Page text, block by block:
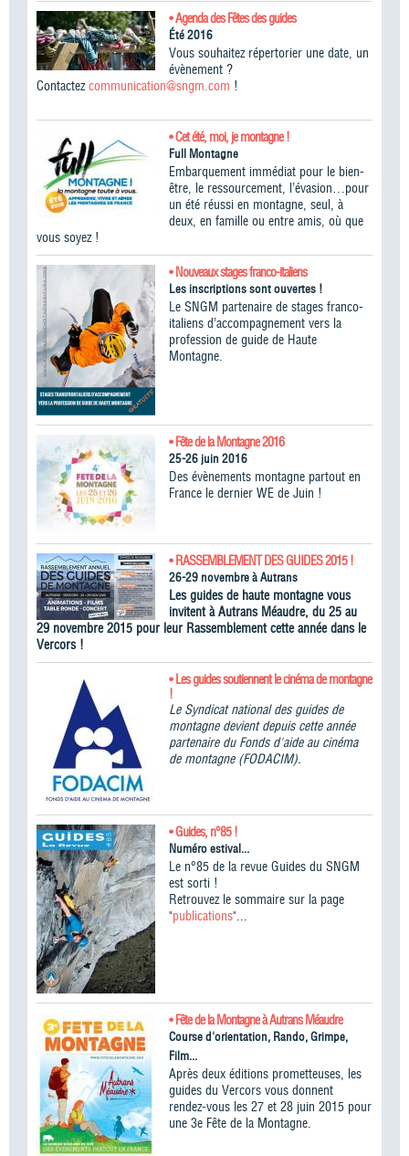
• Agenda des Fêtes des guides
Été 2016
Vous souhaitez répertorier une date, un
évènement ?
Contactezcommunication@sngm.com !
• Cet été, moi, je montagne !
Full Montagne
Embarquement immédiat pour le bien-
être, le ressourcement, l’évasion…pour
un été réussi en montagne, seul, à
deux, en famille ou entre amis, où que
vous soyez !
• Nouveaux stages franco-italiens
Les inscriptions sont ouvertes !
Le SNGM partenaire de stages franco-
italiens d’accompagnement vers la
profession de guide de Haute
Montagne.
• Fête de la Montagne 2016
25-26 juin 2016
Des évènements montagne partout en
France le dernier WE de Juin !
• RASSEMBLEMENT DES GUIDES 2015 !
26-29 novembre à Autrans
Les guides de haute montagne vous
invitent à Autrans Méaudre, du 25 au
29 novembre 2015 pour leur Rassemblement cette année dans le
Vercors !
• Les guides soutiennent le cinéma de montagne
!
Le Syndicat national des guides de
montagne devient depuis cette année
partenaire du Fonds d'aide au cinéma
de montagne (FODACIM).
• Guides, n°85 !
Numéro estival...
Le n°85 de la revue Guides du SNGM
est sorti !
Retrouvez le sommaire sur la page
"publications"...
• Fête de la Montagne à Autrans Méaudre
Course d'orientation, Rando, Grimpe,
Film...
Après deux éditions prometteuses, les
guides du Vercors vous donnent
rendez-vous les 27 et 28 juin 2015 pour
une 3e Fête de la Montagne.